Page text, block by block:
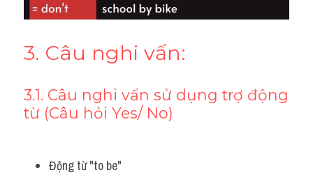
3. Câu nghi vấn:
3.1. Câu nghi vấn sử dụng trợ động
từ (Câu hỏi Yes/ No)
Động từ "to be"